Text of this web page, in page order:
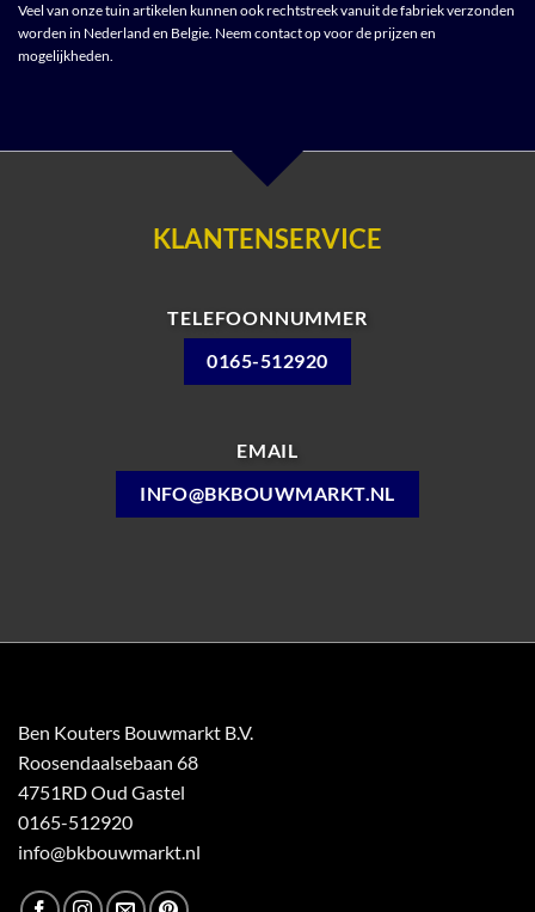
Veel van onze tuin artikelen kunnen ook rechtstreek vanuit de fabriek verzonden
worden in Nederland en Belgie. Neem contact op voor de prijzen en
mogelijkheden.
KLANTENSERVICE
TELEFOONNUMMER
0165-512920
EMAIL
INFO@BKBOUWMARKT.NL
Ben Kouters Bouwmarkt B.V.
Roosendaalsebaan 68
4751RD Oud Gastel
0165-512920
info@bkbouwmarkt.nl